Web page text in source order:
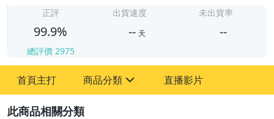
正評
99.9%
總評價 2975
出貨速度
-- 天
未出貨率
--
首頁主打 商品分類
嬰幼兒與孕婦
直播影片